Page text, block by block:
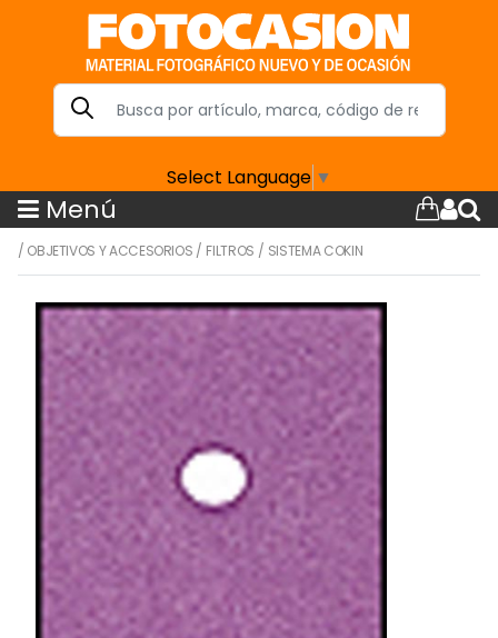
Select Language ▼
Menú
/ OBJETIVOS Y ACCESORIOS / FILTROS / SISTEMA COKIN